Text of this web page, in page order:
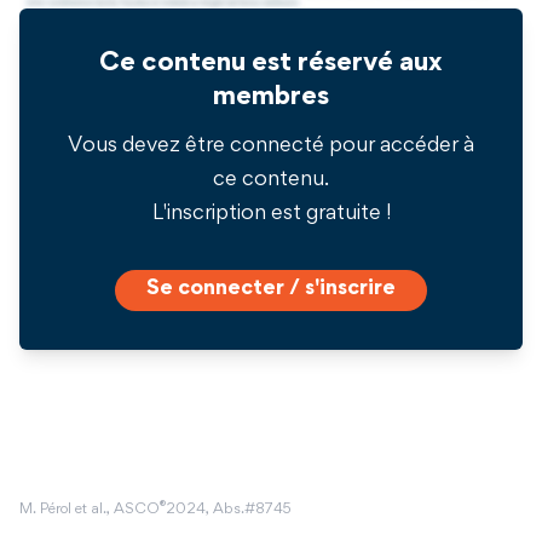
Ce contenu est réservé aux
membres
Vous devez être connecté pour accéder à
ce contenu.
L'inscription est gratuite !
Se connecter / s'inscrire
M. Pérol et al., ASCO®2024, Abs.#8745